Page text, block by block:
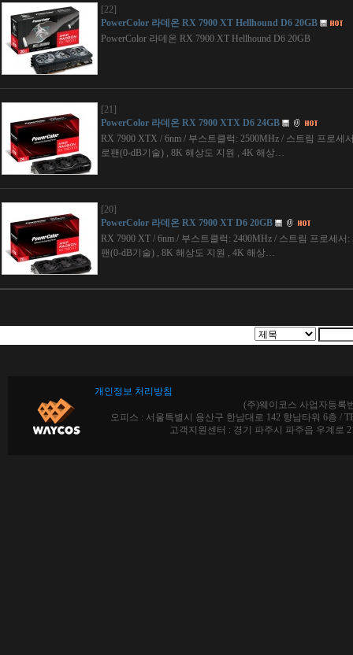
[22]
PowerColor 라데온 RX 7900 XT Hellhound D6 20GB
PowerColor 라데온 RX 7900 XT Hellhound D6 20GB
[21]
PowerColor 라데온 RX 7900 XTX D6 24GB
RX 7900 XTX / 6nm / 부스트클럭: 2500MHz / 스트림 프로세
로팬(0-dB기술) , 8K 해상도 지원 , 4K 해상…
[20]
PowerColor 라데온 RX 7900 XT D6 20GB
RX 7900 XT / 6nm / 부스트클럭: 2400MHz / 스트림 프로세
팬(0-dB기술) , 8K 해상도 지원 , 4K 해상…
개인정보 처리방침
(주)웨이코스 사업자등록
오피스 : 서울특별시 용산구 한남대로 142 향남타워 6층 /
고객지원센터 : 경기 파주시 파주읍 우계로